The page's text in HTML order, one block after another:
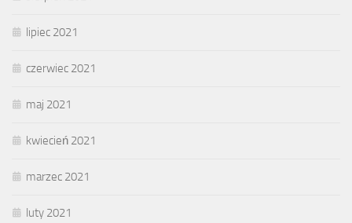
lipiec 2021
czerwiec 2021
maj 2021
kwiecień 2021
marzec 2021
luty 2021